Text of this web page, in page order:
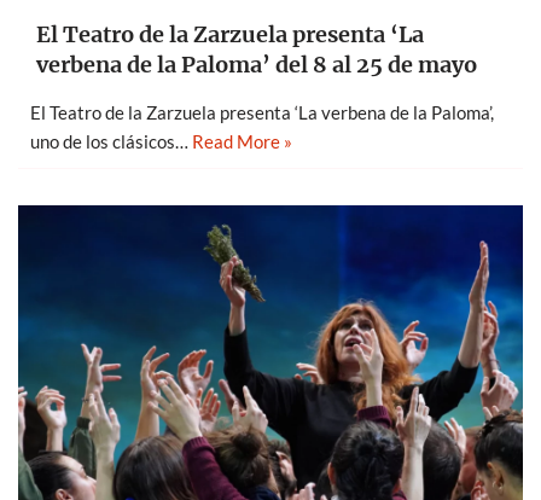
El Teatro de la Zarzuela presenta ‘La
verbena de la Paloma’ del 8 al 25 de mayo
El Teatro de la Zarzuela presenta ‘La verbena de la Paloma’,
uno de los clásicos… Read More »